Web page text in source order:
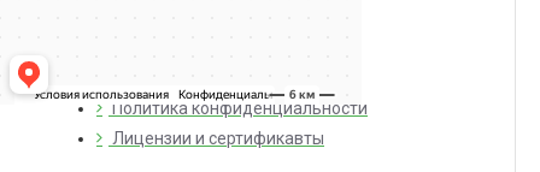
Политика конфиденциальности
Лицензии и сертификавты